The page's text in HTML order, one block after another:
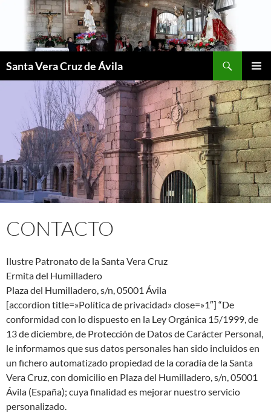
contenido
Santa Vera Cruz de Ávila
MENÚ
CONTACTO
Ilustre Patronato de la Santa Vera Cruz
Ermita del Humilladero
Plaza del Humilladero, s/n, 05001 Ávila
[accordion title=»Política de privacidad» close=»1″] “De
conformidad con lo dispuesto en la Ley Orgánica 15/1999, de
13 de diciembre, de Protección de Datos de Carácter Personal,
le informamos que sus datos personales han sido incluidos en
un fichero automatizado propiedad de la coradía de la Santa
Vera Cruz, con domicilio en Plaza del Humilladero, s/n, 05001
Ávila (España); cuya finalidad es mejorar nuestro servicio
personalizado.